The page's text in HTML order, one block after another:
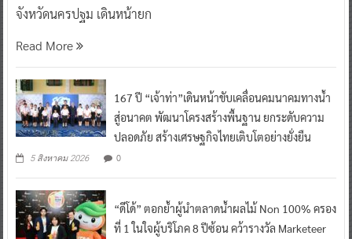
จังหวัดนครปฐม เดินหน้ายก
Read More
167 ปี “เจ้าท่า”เดินหน้าขับเคลื่อนคมนาคมทางน้ำ
สู่อนาคต พัฒนาโครงสร้างพื้นฐาน ยกระดับความ
ปลอดภัย สร้างเศรษฐกิจไทยเติบโตอย่างยั่งยืน
5 สิงหาคม 2026 0
“ดีโด้” ตอกย้ำผู้นำตลาดน้ำผลไม้ Non 100% ครอง
ที่ 1 ในใจผู้บริโภค 8 ปีซ้อน คว้ารางวัล Marketeer